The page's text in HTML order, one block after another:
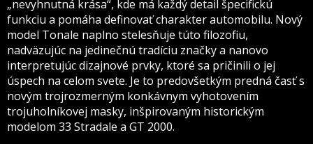
„nevyhnutná krása“, kde má každý detail špecifickú
funkciu a pomáha definovať charakter automobilu. Nový
model Tonale naplno stelesňuje túto filozofiu,
nadväzujúc na jedinečnú tradíciu značky a nanovo
interpretujúc dizajnové prvky, ktoré sa pričinili o jej
úspech na celom svete. Je to predovšetkým predná časť s
novým trojrozmerným konkávnym vyhotovením
trojuholníkovej masky, inšpirovaným historickým
modelom 33 Stradale a GT 2000.